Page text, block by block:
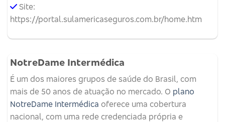
Site:
https://portal.sulamericaseguros.com.br/home.htm
NotreDame Intermédica
É um dos maiores grupos de saúde do Brasil, com
mais de 50 anos de atuação no mercado. O plano
NotreDame Intermédica oferece uma cobertura
nacional, com uma rede credenciada própria e